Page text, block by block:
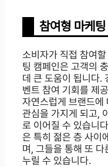
참여형 마케
소비자가 직접 참여
팅 캠페인은 고객의
데 큰 도움이 됩니다.
벤트 참여 기회를 제
자연스럽게 브랜드에
관심을 가지게 되고,
로 이어질 수 있습니
은 특히 젊은 층 사이
며, 그들을 통해 또 다
누릴 수 있습니다.